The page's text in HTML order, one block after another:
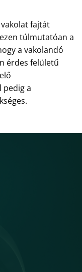
fajtát
túlmutatóan a
a vakolandó
érdes felületű
pedig a